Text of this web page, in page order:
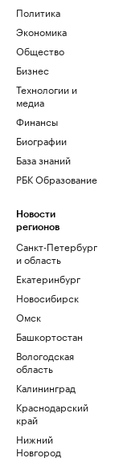
Политика
Экономика
Общество
Бизнес
Технологии и
медиа
Финансы
Биографии
База знаний
РБК Образование
Новости
регионов
Санкт-Петербург
и область
Екатеринбург
Новосибирск
Омск
Башкортостан
Вологодская
область
Калининград
Краснодарский
край
Нижний
Новгород